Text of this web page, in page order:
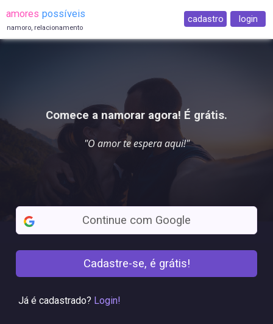
amores possíveis
namoro, relacionamento
cadastro login
Comece a namorar agora! É grátis.
"O amor te esperaaqui!"
Continue com Google
Cadastre-se, é grátis!
Já é cadastrado? Login!